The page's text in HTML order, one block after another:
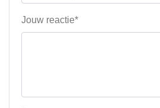
Jouw reactie*